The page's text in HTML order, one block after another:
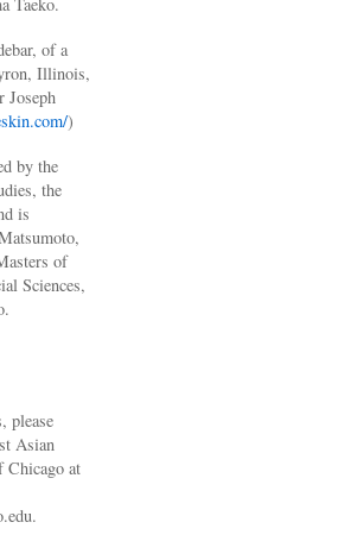
of a
Illinois,
Joseph
)
by the
the
is
of
Sciences,
please
Asian
Chicago at